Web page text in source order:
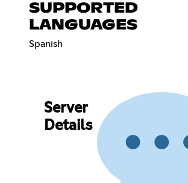
SUPPORTED
LANGUAGES
Spanish
Server
Details